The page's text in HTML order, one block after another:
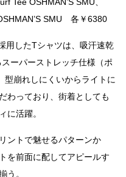
Tee OSHMAN’S SMU、
SMU 各￥6380
用したTシャツは、吸汗速乾
ーパーストレッチ仕様（ポ
型崩れしにくいからライトに
わっており、街着としても
に活躍。
ントで魅せるパターンか
を前面に配してアピールす
う。